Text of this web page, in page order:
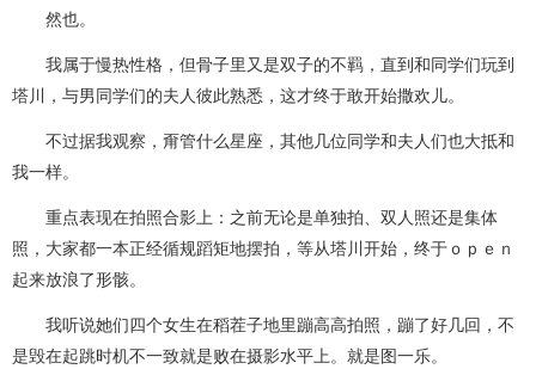
然也。
我属于慢热性格，但骨子里又是双子的不羁，直到和同学们玩到
塔川，与男同学们的夫人彼此熟悉，这才终于敢开始撒欢儿。
不过据我观察，甭管什么星座，其他几位同学和夫人们也大抵和
我一样。
重点表现在拍照合影上：之前无论是单独拍、双人照还是集体
照，大家都一本正经循规蹈矩地摆拍，等从塔川开始，终于ｏｐｅｎ
起来放浪了形骸。
我听说她们四个女生在稻茬子地里蹦高高拍照，蹦了好几回，不
是毁在起跳时机不一致就是败在摄影水平上。就是图一乐。